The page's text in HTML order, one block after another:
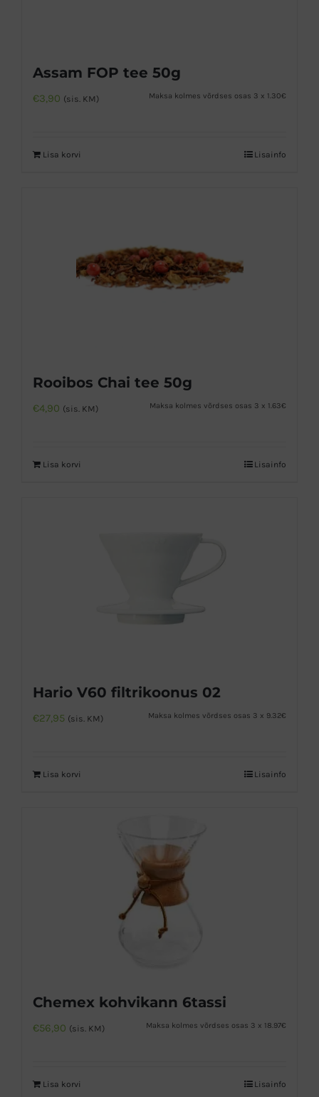
Assam FOP tee 50g
€3,90 (sis. KM) Maksa kolmes võrdses osas 3 x 1.30€
Lisa korvi Lisainfo
Rooibos Chai tee 50g
€4,90 (sis. KM) Maksa kolmes võrdses osas 3 x 1.63€
Lisa korvi Lisainfo
Hario V60 filtrikoonus 02
€27,95 (sis. KM) Maksa kolmes võrdses osas 3 x 9.32€
Lisa korvi Lisainfo
Chemex kohvikann 6tassi
€56,90 (sis. KM) Maksa kolmes võrdses osas 3 x 18.97€
Lisa korvi Lisainfo